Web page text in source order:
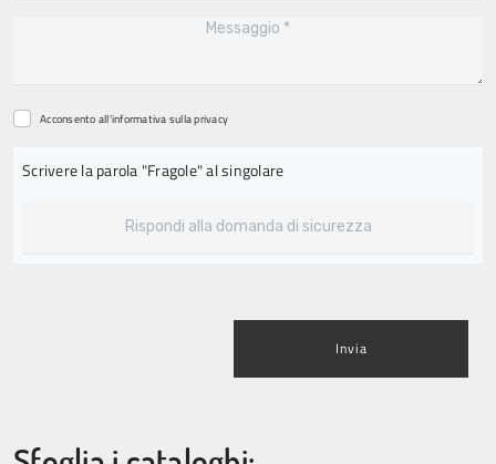
Acconsento all'informativa sullaprivacy
Scrivere la parola "Fragole" al singolare
Invia